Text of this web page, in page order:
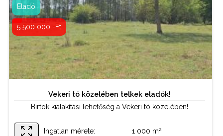
5 500 000 -Ft
Eladó
Vekeri tó közelében telkek eladók!
Birtok kialakítási lehetőség a Vekeri tó közelében!
Ingatlan mérete: 1 000 m2
0630 538 00 25